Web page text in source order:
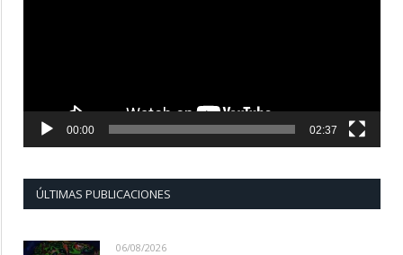
00:00 02:37
ÚLTIMAS PUBLICACIONES
06/08/2026